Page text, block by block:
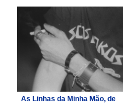
As Linhas da Minha Mão, de